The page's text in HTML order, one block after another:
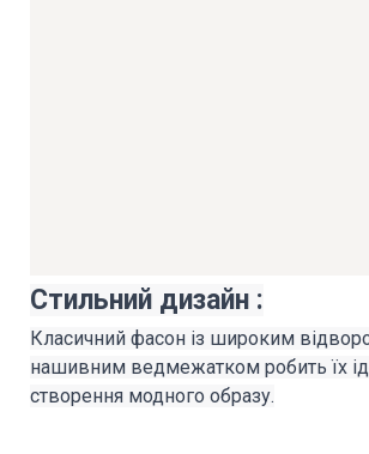
Стильний дизайн :
Класичний фасон із широким
нашивним ведмежатком робить їх
створення модного образу.